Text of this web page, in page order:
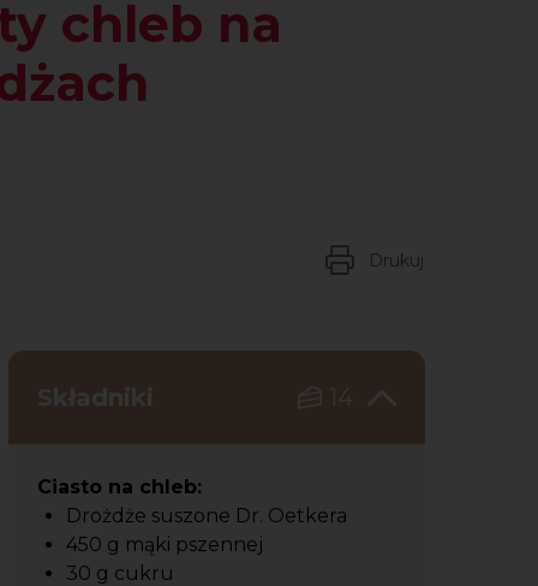
chleb na
Drukuj
Składniki 14
Ciasto na chleb:
Drożdże suszone Dr. Oetkera
450 g mąki pszennej
30 g cukru